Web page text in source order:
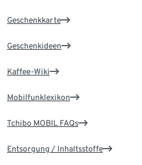
Geschenkkarte
Geschenkideen
Kaffee-Wiki
Mobilfunklexikon
Tchibo MOBIL FAQs
Entsorgung / Inhaltsstoffe